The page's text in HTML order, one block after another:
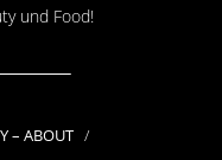
und Food!
– ABOUT